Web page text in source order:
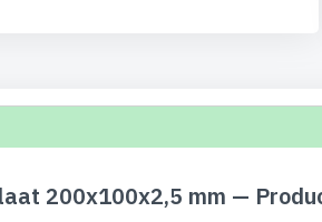
200x100x2,5 mm —